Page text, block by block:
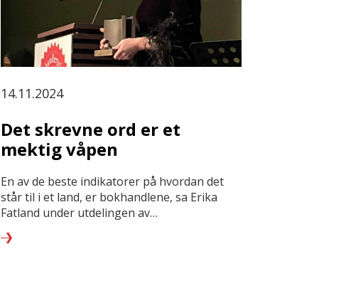
14.11.2024
Det skrevne ord er et
mektig våpen
En av de beste indikatorer på hvordan det
står til i et land, er bokhandlene, sa Erika
Fatland under utdelingen av
snakket hun om demokrati, lesing og